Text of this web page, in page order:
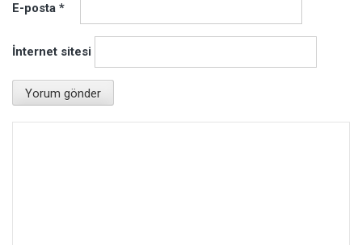
E-posta *
İnternet sitesi